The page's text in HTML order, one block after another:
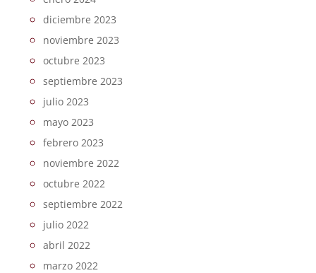
diciembre 2023
noviembre 2023
octubre 2023
septiembre 2023
julio 2023
mayo 2023
febrero 2023
noviembre 2022
octubre 2022
septiembre 2022
julio 2022
abril 2022
marzo 2022